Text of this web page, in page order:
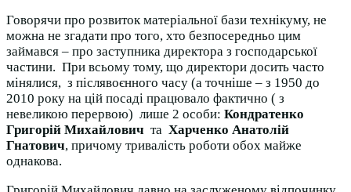
Говорячи про розвиток матеріальної бази технікуму, не
можна не згадати про того, хто безпосередньо цим
займався – про заступника директора з господарської
частини. При всьому тому, що директори досить часто
мінялися, з післявоєнного часу (а точніше – з 1950 до
2010 року на цій посаді працювало фактично ( з
невеликою перервою) лише 2 особи: Кондратенко
Григорій Михайлович та Харченко Анатолій
Гнатович, причому тривалість роботи обох майже
однакова.